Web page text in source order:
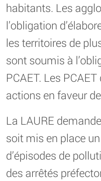
habitants. Les
l’obligation
les territoires de
sont soumis à
PCAET. Les
actions en faveur
La LAURE
soit mis en place
d’épisodes de
des arrêtés